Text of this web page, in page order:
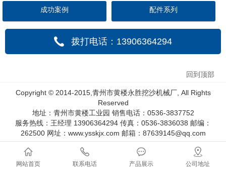
成功案例 配件系列
拨打电话：13906364294
网站首页 联系电话 产品展示 公司地址
回到顶部
Copyright © 2014-2015,青州市黄楼永胜挖沙机械厂, All Rights
Reserved
地址：青州市黄楼工业园 销售电话：0536-3837752
服务热线：王经理 13906364294 传真：0536-3836038 邮编：
262500 网址：www.ysskjx.com 邮箱：87639145@qq.com